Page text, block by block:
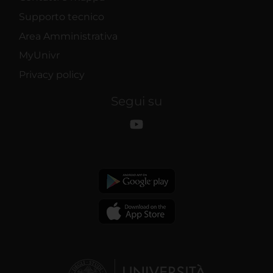
Supporto tecnico
Area Amministrativa
MyUnivr
Privacy policy
Segui su